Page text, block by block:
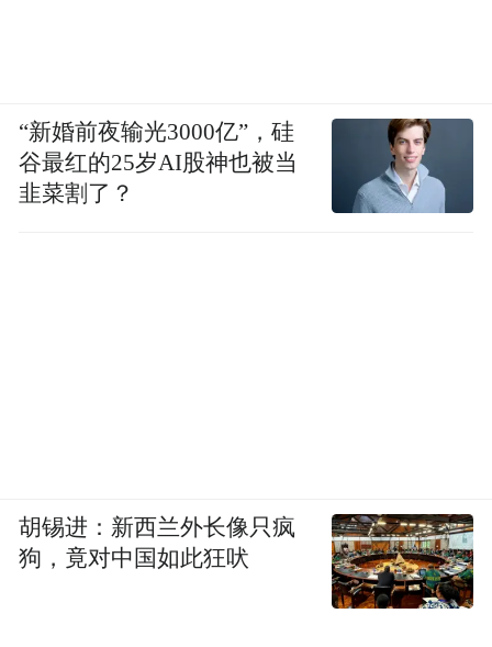
“新婚前夜输光3000亿”，硅
谷最红的25岁AI股神也被当
韭菜割了？
胡锡进：新西兰外长像只疯
狗，竟对中国如此狂吠